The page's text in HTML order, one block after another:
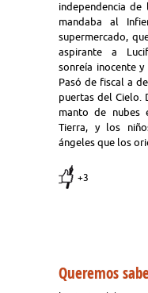
independencia
mandaba al
supermercado,
aspirante a
sonreía inocente
Pasó de fiscal a
puertas del Cielo.
manto de nubes
Tierra, y los
ángeles que los
+3
Queremos